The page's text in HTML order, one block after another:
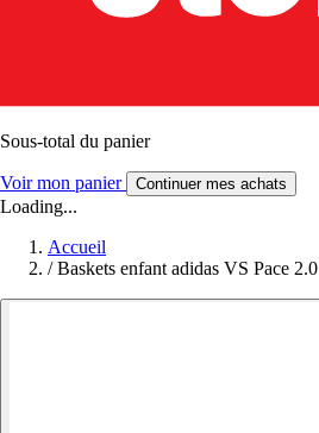
Sous-total du panier
Voir mon panier Continuer mes achats
Loading...
Accueil
/ Baskets enfant adidas VS Pace 2.0